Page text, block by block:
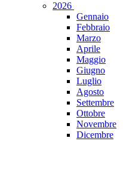
2026
Gennaio
Febbraio
Marzo
Aprile
Maggio
Giugno
Luglio
Agosto
Settembre
Ottobre
Novembre
Dicembre